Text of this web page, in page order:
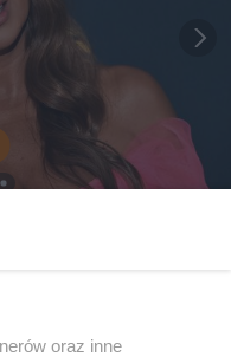
oraz inne